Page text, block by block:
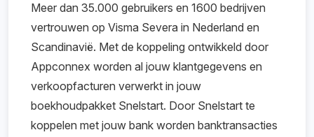
Meer dan 35.000 gebruikers en 1600 bedrijven
vertrouwen op Visma Severa in Nederland en
Scandinavië. Met de koppeling ontwikkeld door
Appconnex worden al jouw klantgegevens en
verkoopfacturen verwerkt in jouw
boekhoudpakket Snelstart. Door Snelstart te
koppelen met jouw bank worden banktransacties